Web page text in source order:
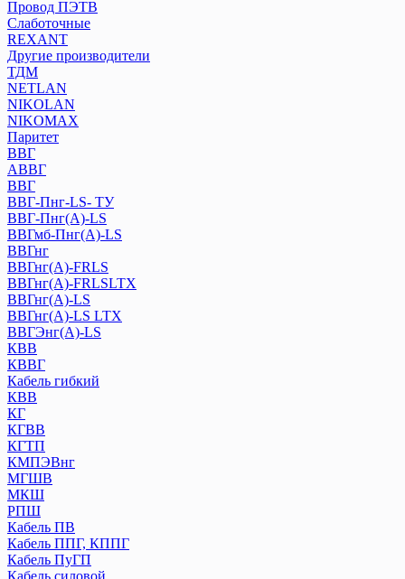
Провод ПЭТВ
Слаботочные
REXANT
Другие производители
ТДМ
NETLAN
NIKOLAN
NIKOMAX
Паритет
ВВГ
АВВГ
ВВГ
ВВГ-Пнг-LS- ТУ
ВВГ-Пнг(А)-LS
ВВГмб-Пнг(А)-LS
ВВГнг
ВВГнг(А)-FRLS
ВВГнг(А)-FRLSLTX
ВВГнг(А)-LS
ВВГнг(А)-LS LTХ
ВВГЭнг(А)-LS
КВВ
КВВГ
Кабель гибкий
КВВ
КГ
КГВВ
КГТП
КМПЭВнг
МГШВ
МКШ
РПШ
Кабель ПВ
Кабель ППГ, КППГ
Кабель ПуГП
Кабель силовой